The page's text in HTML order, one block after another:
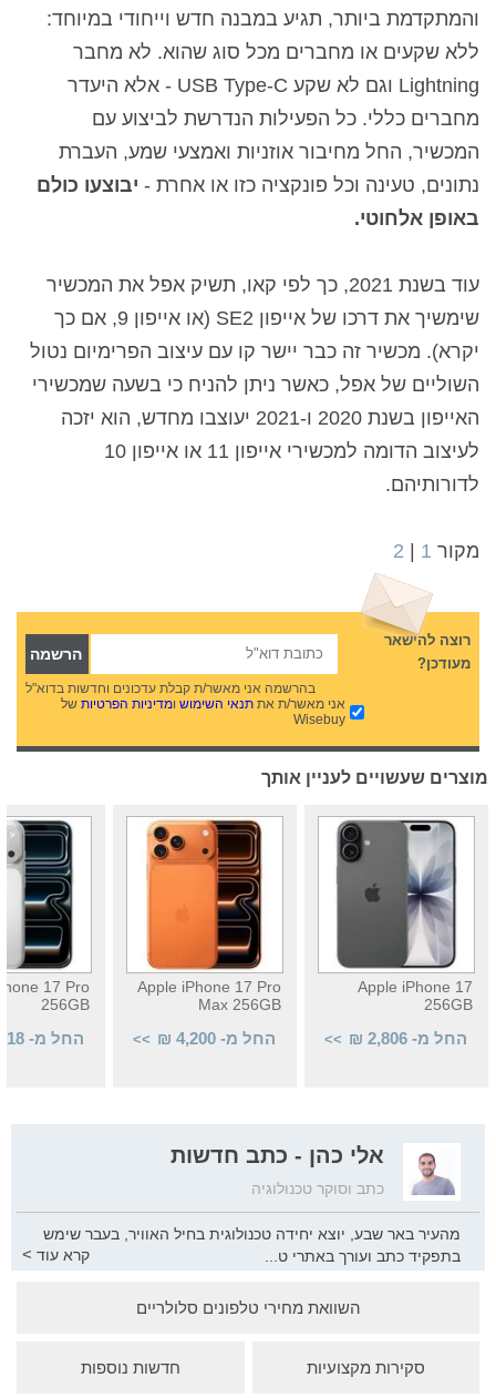
והמתקדמת ביותר, תגיע במבנה חדש וייחודי במיוחד:
ללא שקעים או מחברים מכל סוג שהוא. לא מחבר
Lightning וגם לא שקע USB Type-C - אלא היעדר
מחברים כללי. כל הפעילות הנדרשת לביצוע עם
המכשיר, החל מחיבור אוזניות ואמצעי שמע, העברת
נתונים, טעינה וכל פונקציה כזו או אחרת - יבוצעו כולם
באופן אלחוטי.
עוד בשנת 2021, כך לפי קאו, תשיק אפל את המכשיר
שימשיך את דרכו של אייפון SE2 (או אייפון 9, אם כך
יקרא). מכשיר זה כבר יישר קו עם עיצוב הפרימיום נטול
השוליים של אפל, כאשר ניתן להניח כי בשעה שמכשירי
האייפון בשנת 2020 ו-2021 יעוצבו מחדש, הוא יזכה
לעיצוב הדומה למכשירי אייפון 11 או אייפון 10
לדורותיהם.
מקור 1
2
רוצה להישאר
מעודכן?
בהרשמה אני מאשר/ת קבלת עדכונים וחדשות בדוא"ל
אני מאשר/ת את תנאי השימושומדיניות הפרטיותשל
Wisebuy
מוצרים שעשויים לעניין אותך
Apple iPhone 17
256GB
החל מ- 2,806 ₪ >>
Apple iPhone 17 Pro
Max 256GB
החל מ- 4,200 ₪ >>
17 Pro
256GB
החל מ- 3,918 ₪
אלי כהן - כתב חדשות
כתב וסוקר טכנולוגיה
מהעיר באר שבע, יוצא יחידה טכנולוגית בחיל האוויר, בעבר שימש
בתפקיד כתב ועורך באתרי ט
המובייל והסלולר ויזם המעורב בהקמת חברת סטארט-אפ חדשה
קרא עוד >
השוואת מחירי טלפונים סלולריים
סקירות מקצועיות חדשות נוספות